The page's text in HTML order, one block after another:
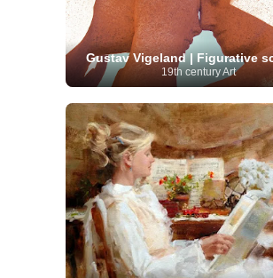
Gustav Vigeland | Figurative
19th century Art